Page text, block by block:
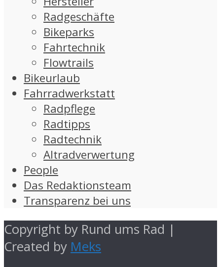
Radgeschäfte
Bikeparks
Fahrtechnik
Flowtrails
Bikeurlaub
Fahrradwerkstatt
Radpflege
Radtipps
Radtechnik
Altradverwertung
People
Das Redaktionsteam
Transparenz bei uns
Copyright by Rund ums Rad |
Created by Meks